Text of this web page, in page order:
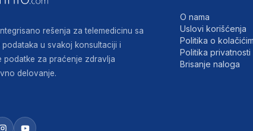
rešenja za telemedicinu sa
u svakoj konsultaciji i
podatke za praćenje zdravlja
delovanje.
O nama
Uslovi korišćenja
Politika o
Politika privatnosti
Brisanje naloga